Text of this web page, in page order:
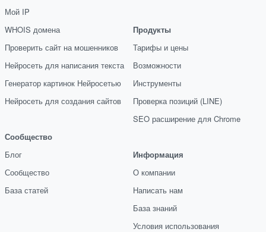
Мой IP
WHOIS домена
Проверить сайт на мошенников
Нейросеть для написания текста
Генератор картинок Нейросетью
Нейросеть для создания сайтов
Сообщество
Блог
Сообщество
База статей
Продукты
Тарифы и цены
Возможности
Инструменты
Проверка позиций (LINE)
SEO расширение для Chrome
Информация
О компании
Написать нам
База знаний
Условия использования